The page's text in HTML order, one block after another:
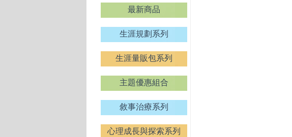
最新商品
生涯規劃系列
生涯量販包系列
主題優惠組合
敘事治療系列
心理成長與探索系列